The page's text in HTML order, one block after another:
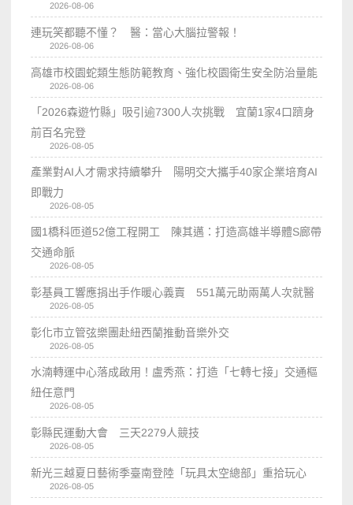
2026-08-06
連玩笑都聽不懂？ 醫：當心大腦拉警報！
2026-08-06
高雄市校園蛇類生態防範教育、強化校園衛生安全防治量能
2026-08-06
「2026森遊竹縣」吸引逾7300人次挑戰 宜蘭1家4口躋身
前百名完登
2026-08-05
產業對AI人才需求持續攀升 陽明交大攜手40家企業培育AI
即戰力
2026-08-05
國1橋科匝道52億工程開工 陳其邁：打造高雄半導體S廊帶
交通命脈
2026-08-05
彰基員工響應捐出手作暖心義賣 551萬元助兩萬人次就醫
2026-08-05
彰化市立管弦樂團赴紐西蘭推動音樂外交
2026-08-05
水湳轉運中心落成啟用！盧秀燕：打造「七轉七接」交通樞
紐任意門
2026-08-05
彰縣民運動大會 三天2279人競技
2026-08-05
新光三越夏日藝術季臺南登陸「玩具太空總部」重拾玩心
2026-08-05